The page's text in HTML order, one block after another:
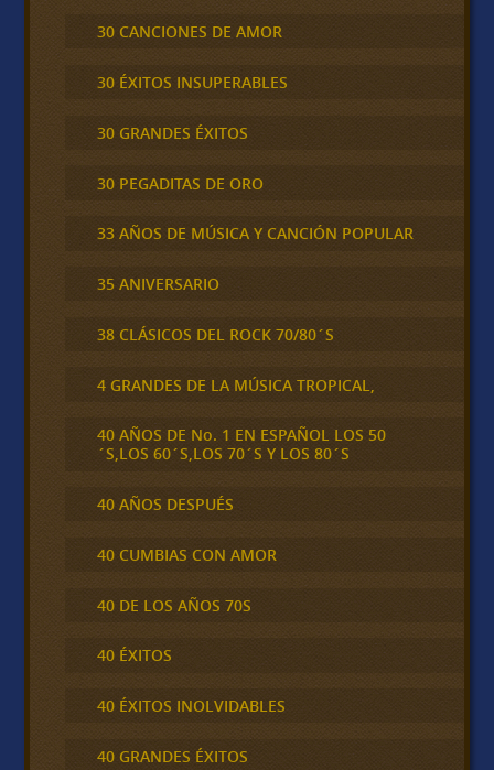
30 CANCIONES DE AMOR
30 ÉXITOS INSUPERABLES
30 GRANDES ÉXITOS
30 PEGADITAS DE ORO
33 AÑOS DE MÚSICA Y CANCIÓN POPULAR
35 ANIVERSARIO
38 CLÁSICOS DEL ROCK 70/80´S
4 GRANDES DE LA MÚSICA TROPICAL,
40 AÑOS DE No. 1 EN ESPAÑOL LOS 50
´S,LOS 60´S,LOS 70´S Y LOS 80´S
40 AÑOS DESPUÉS
40 CUMBIAS CON AMOR
40 DE LOS AÑOS 70S
40 ÉXITOS
40 ÉXITOS INOLVIDABLES
40 GRANDES ÉXITOS